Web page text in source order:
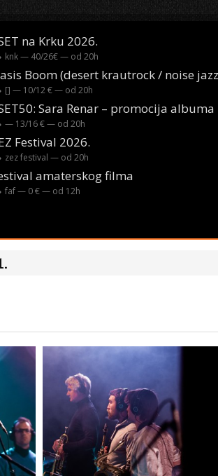
na Krku 2026.
knk— 40/26€ — od 20h
[] — 10/12 € — od 20h
— 13/16 € — od 20h
Festival 2026.
zez festival — od 20h
amaterskog filma
faf— 0 € — od 12h